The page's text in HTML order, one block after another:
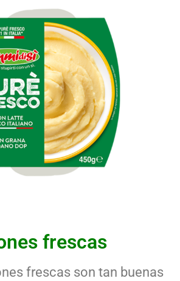
frescas
frescas son tan buenas